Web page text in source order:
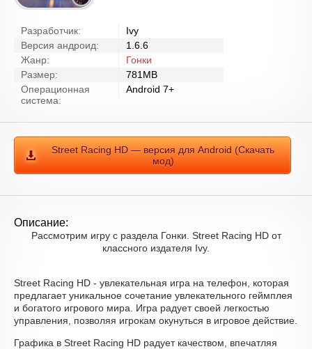
Разработчик:
Ivy
Версия андроид:
1.6.6
Жанр:
Гонки
Размер:
781MB
Операционная
система:
Android 7+
Street Racing HD — версия для Android (Скачать
мод)
Описание:
Рассмотрим игру с раздела Гонки. Street Racing HD от
классного издателя Ivy.
Street Racing HD - увлекательная игра на телефон, которая
предлагает уникальное сочетание увлекательного геймплея
и богатого игрового мира. Игра радует своей легкостью
управления, позволяя игрокам окунуться в игровое действие.
Графика в Street Racing HD радует качеством, впечатляя